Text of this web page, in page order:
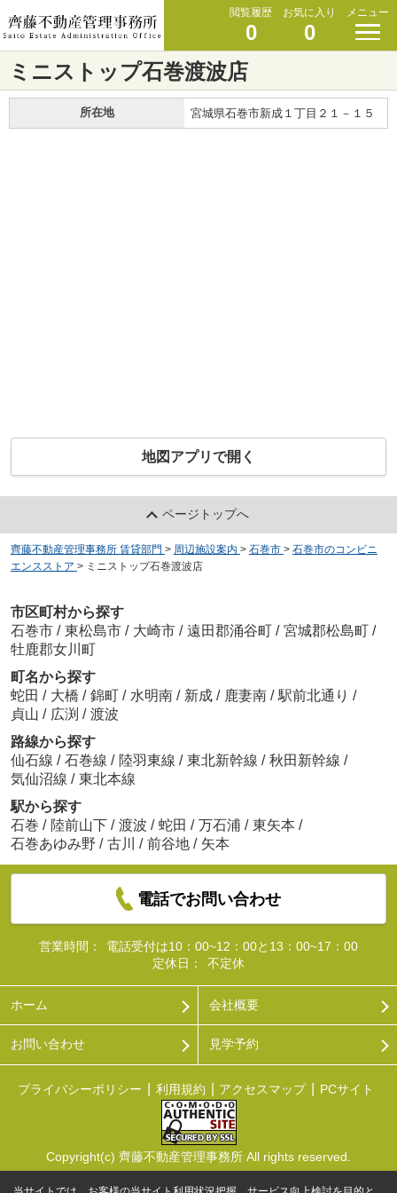
閲覧履歴
0
お気に入り
0
メニュー
ミニストップ石巻渡波店
所在地 宮城県石巻市新成１丁目２１－１５
地図アプリで開く
ページトップへ
齊藤不動産管理事務所 賃貸部門 > 周辺施設案内 > 石巻市 > 石巻市のコンビニ
エンスストア > ミニストップ石巻渡波店
市区町村から探す
石巻市 / 東松島市 / 大崎市 / 遠田郡涌谷町 / 宮城郡松島町 /
牡鹿郡女川町
町名から探す
蛇田 / 大橋 / 錦町 / 水明南 / 新成 / 鹿妻南 / 駅前北通り /
貞山 / 広渕 / 渡波
路線から探す
仙石線 / 石巻線 / 陸羽東線 / 東北新幹線 / 秋田新幹線 /
気仙沼線 / 東北本線
駅から探す
石巻 / 陸前山下 / 渡波 / 蛇田 / 万石浦 / 東矢本 /
石巻あゆみ野 / 古川 / 前谷地 / 矢本
電話でお問い合わせ
営業時間：
電話受付は10：00~12：00と13：00~17：00
定休日：
不定休
ホーム 会社概要
お問い合わせ 見学予約
プライバシーポリシー 利用規約 アクセスマップ PCサイト
Copyright(c) 齊藤不動産管理事務所 All rights reserved.